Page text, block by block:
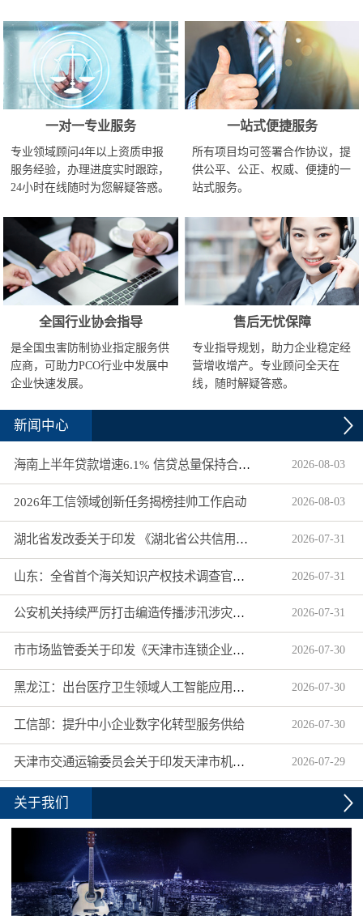
一对一专业服务
专业领域顾问4年以上资质申报
服务经验，办理进度实时跟踪，
24小时在线随时为您解疑答惑。
一站式便捷服务
所有项目均可签署合作协议，提
供公平、公正、权威、便捷的一
站式服务。
全国行业协会指导
是全国虫害防制协业指定服务供
应商，可助力PCO行业中发展中
企业快速发展。
售后无忧保障
专业指导规划，助力企业稳定经
营增收增产。专业顾问全天在
线，随时解疑答惑。
新闻中心
海南上半年贷款增速6.1% 信贷总量保持合理平稳增长 2026-08-03
2026年工信领域创新任务揭榜挂帅工作启动 2026-08-03
湖北省发改委关于印发 《湖北省公共信用信息目录（2026年版）》的通知 2026-07-31
山东：全省首个海关知识产权技术调查官制度落地济南自贸片区 2026-07-31
公安机关持续严厉打击编造传播涉汛涉灾网络谣言 2026-07-31
市市场监管委关于印发《天津市连锁企业食品经营许可“先证后核”信用承诺审批实施办法》的通知 2026-07-30
黑龙江：出台医疗卫生领域人工智能应用工作实施方案 2026-07-30
工信部：提升中小企业数字化转型服务供给 2026-07-30
天津市交通运输委员会关于印发天津市机动车驾驶员培训机构及教练员综合信用评价管理办法的通知 2026-07-29
关于我们